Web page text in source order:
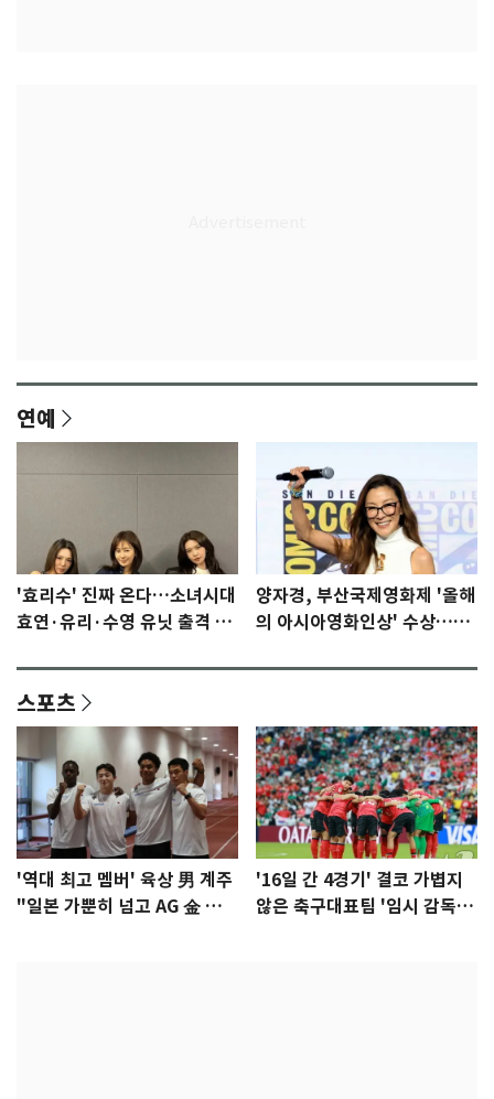
연예
'효리수' 진짜 온다…소녀시대
효연·유리·수영 유닛 출격 [N
양자경, 부산국제영화제 '올해
의 아시아영화인상' 수상…15
스포츠
'역대 최고 멤버' 육상 男 계주
"일본 가뿐히 넘고 AG 金 따겠
'16일 간 4경기' 결코 가볍지
않은 축구대표팀 '임시 감독'